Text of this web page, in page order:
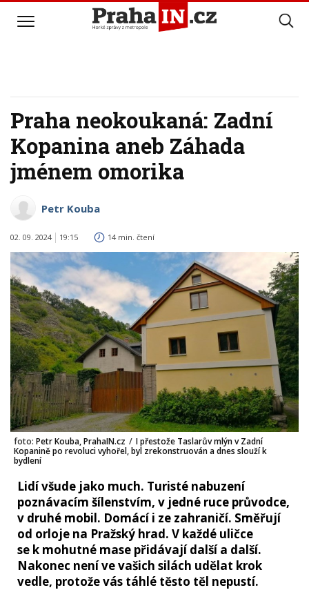
Praha neokoukaná: Zadní
Kopanina aneb Záhada
jménem omorika
Petr Kouba
02. 09. 2024 19:15 14 min. čtení
foto: Petr Kouba, PrahaIN.cz / I přestože Taslarův mlýn v Zadní
Kopanině po revoluci vyhořel, byl zrekonstruován a dnes slouží k
bydlení
Lidí všude jako much. Turisté nabuzení
poznávacím šílenstvím, v jedné ruce průvodce,
v druhé mobil. Domácí i ze zahraničí. Směřují
od orloje na Pražský hrad. V každé uličce
se k mohutné mase přidávají další a další.
Nakonec není ve vašich silách udělat krok
vedle, protože vás táhlé těsto těl nepustí.